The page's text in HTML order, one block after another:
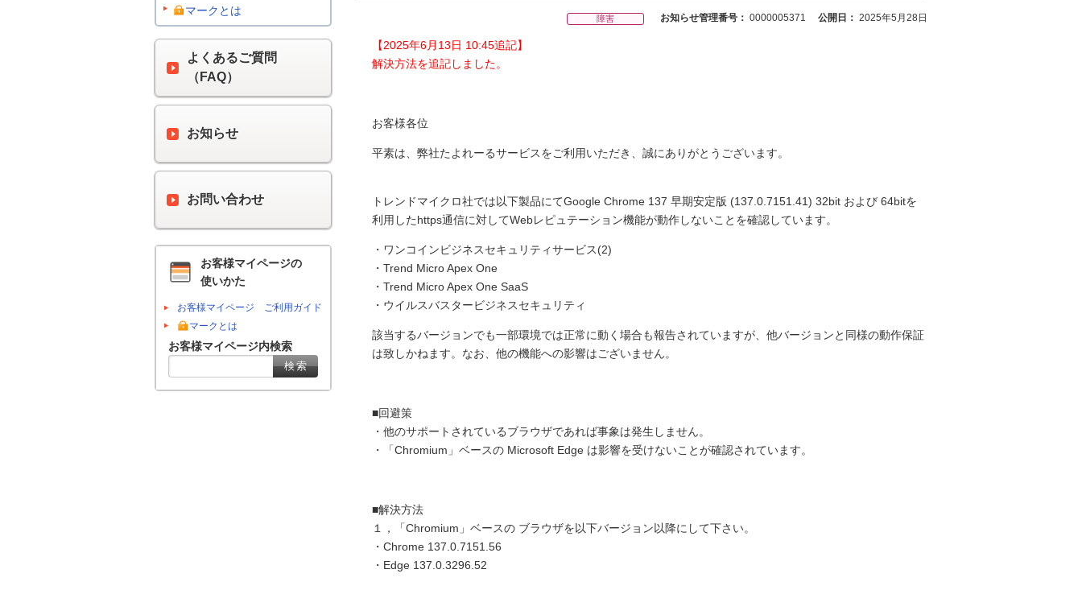
障害 お知らせ管理番号： 0000005371 公開日： 2025年5月28日
【2025年6月13日 10:45追記】
解決方法を追記しました。
お客様各位
平素は、弊社たよれーるサービスをご利用いただき、誠にありがとうございます。
トレンドマイクロ社では以下製品にてGoogle Chrome 137 早期安定版 (137.0.7151.41) 32bit および 64bitを
利用したhttps通信に対してWebレピュテーション機能が動作しないことを確認しています。
・ワンコインビジネスセキュリティサービス(2)
・Trend Micro Apex One
・Trend Micro Apex One SaaS
・ウイルスバスタービジネスセキュリティ
該当するバージョンでも一部環境では正常に動く場合も報告されていますが、他バージョンと同様の動作保証
は致しかねます。なお、他の機能への影響はございません。
■回避策
・他のサポートされているブラウザであれば事象は発生しません。
・「Chromium」ベースの Microsoft Edge は影響を受けないことが確認されています。
■解決方法
１，「Chromium」ベースの ブラウザを以下バージョン以降にして下さい。
・Chrome 137.0.7151.56
・Edge 137.0.3296.52
マークとは
よくあるご質問
（FAQ）
お知らせ
お問い合わせ
お客様マイページの
使いかた
お客様マイページ ご利用ガイド
マークとは
お客様マイページ内検索